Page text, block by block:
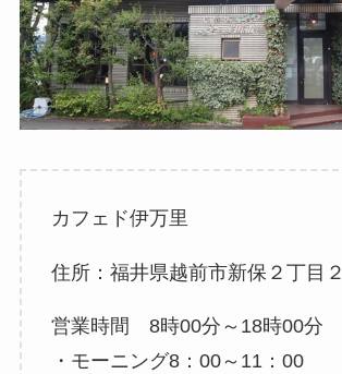
カフェド伊万里
住所：福井県越前市新保２丁目２
営業時間 8時00分～18時00分
・モーニング8：00～11：00